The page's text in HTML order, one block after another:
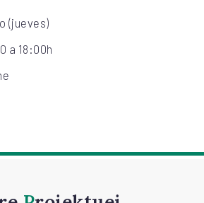
(jueves)
a 18:00h